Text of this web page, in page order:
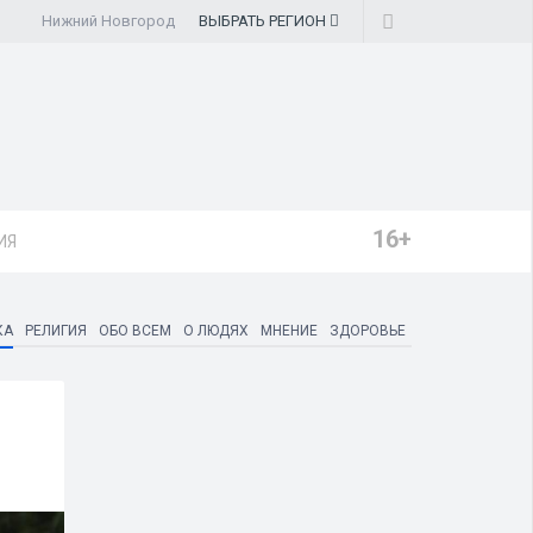
Нижний Новгород ВЫБРАТЬ РЕГИОН
16+
РЕЛИГИЯ ОБО ВСЕМ О ЛЮДЯХ МНЕНИЕ ЗДОРОВЬЕ